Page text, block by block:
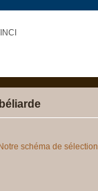
Notre schéma de sélection